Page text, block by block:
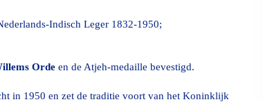
Indisch Leger 1832-1950;
Orde en de Atjeh-medaille bevestigd.
in 1950 en zet de traditie voort van het Koninklijk